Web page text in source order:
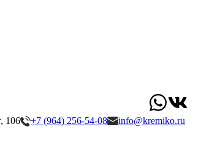
106 +7 (964) 256-54-08
info@kremiko.ru